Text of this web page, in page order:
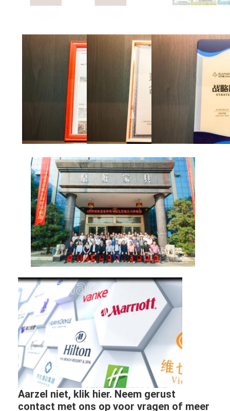
Aarzel niet, klik hier. Neem gerust
contact met ons op voor vragen of meer